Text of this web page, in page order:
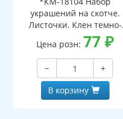
украшений на скотче.
Листочки. Клен темно-
красный (10 шт. в наборе,
двухсторонняя, ВД-лак)
Цена розн: 77₽
−
+
В корзину